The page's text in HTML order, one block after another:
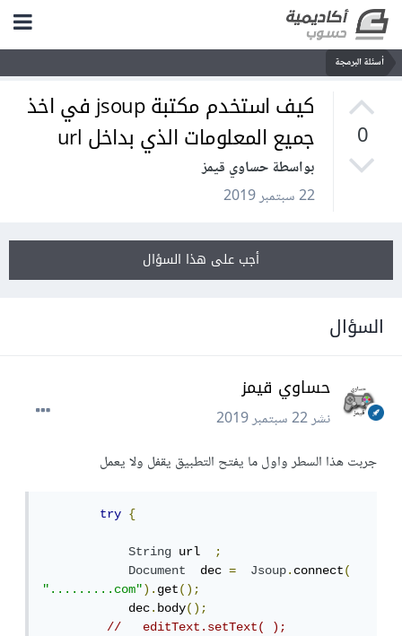
أسئلة البرمجة
0
كيف استخدم مكتبة jsoup في اخذ
جميع المعلومات الذي بداخل url
بواسطة حساوي قيمز
22 سبتمبر 2019
أجب على هذا السؤال
السؤال
حساوي قيمز
نشر22 سبتمبر 2019
جربت هذا السطر واول ما يفتح التطبيق يقفل ولا يعمل
try {
String url ;
Document
  dec
= Jsoup.connect(
".........com").get();
            dec
.body();
//   editText.setText( );